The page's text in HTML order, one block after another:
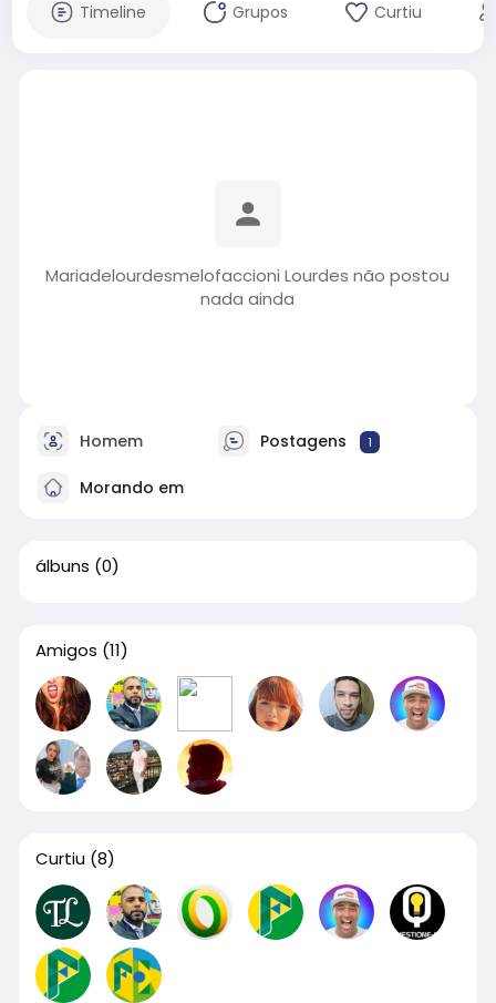
Timeline Grupos Curtiu
Mariadelourdesmelofaccioni Lourdes não postou
nada ainda
Homem Postagens 1
Morando em
álbuns (0)
Amigos (11)
Curtiu (8)